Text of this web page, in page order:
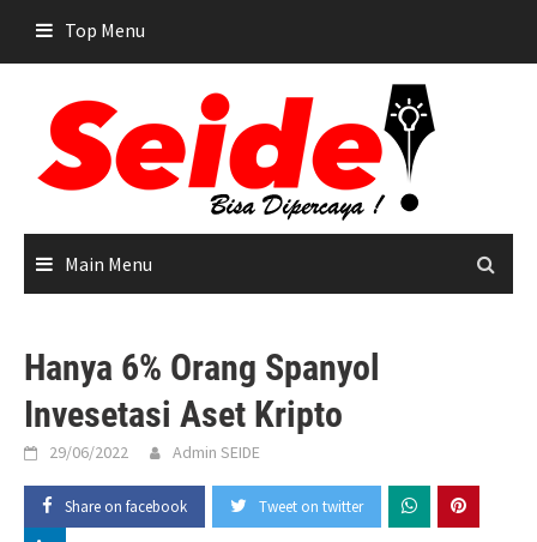
content
Top Menu
Main Menu
Hanya 6% Orang Spanyol
Invesetasi Aset Kripto
29/06/2022 Admin SEIDE
Share on facebook Tweet on twitter